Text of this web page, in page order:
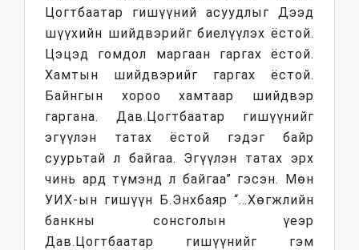
Цогтбаатар гишүүний асуудлыг Дээд
шүүхийн шийдвэрийг биелүүлэх ёстой.
Цэцэд гомдол маргаан гаргах ёстой.
Хамтын шийдвэрийг гаргах ёстой.
Байнгын хороо хамтаар шийдвэр
гаргана. Дав.Цогтбаатар гишүүнийг
эгүүлэн татах ёстой гэдэг байр
суурьтай л байгаа. Эгүүлэн татах эрх
чинь ард түмэнд л байгаа” гэсэн. Мөн
УИХ-ын гишүүн Б.Энхбаяр “…Хөгжлийн
банкны сонсголын үеэр
Дав.Цогтбаатар гишүүнийг гэм